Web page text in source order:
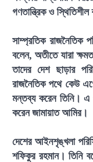
গণতান্ত্রিক ও
সাম্প্রতিক রাজনৈতিক
বলেন, অতীতে যারা
তাদের দেশ ছাড়ার
রাজনৈতিক পথে কেউ
মন্তব্য করেন তিনি। এ
করেন জামায়াত আমির।
দেশের আইনশৃঙ্খলা
শফিকুর রহমান। তিনি